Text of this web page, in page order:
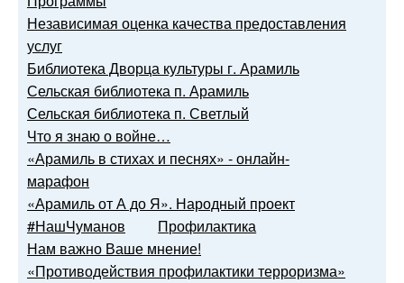
Независимая оценка качества предоставления
услуг
Библиотека Дворца культуры г. Арамиль
Сельская библиотека п. Арамиль
Сельская библиотека п. Светлый
Что я знаю о войне…
«Арамиль в стихах и песнях» - онлайн-
марафон
«Арамиль от А до Я». Народный проект
#НашЧуманов
Профилактика
Нам важно Ваше мнение!
«Противодействия профилактики терроризма»